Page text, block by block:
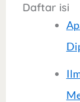
Daftar isi